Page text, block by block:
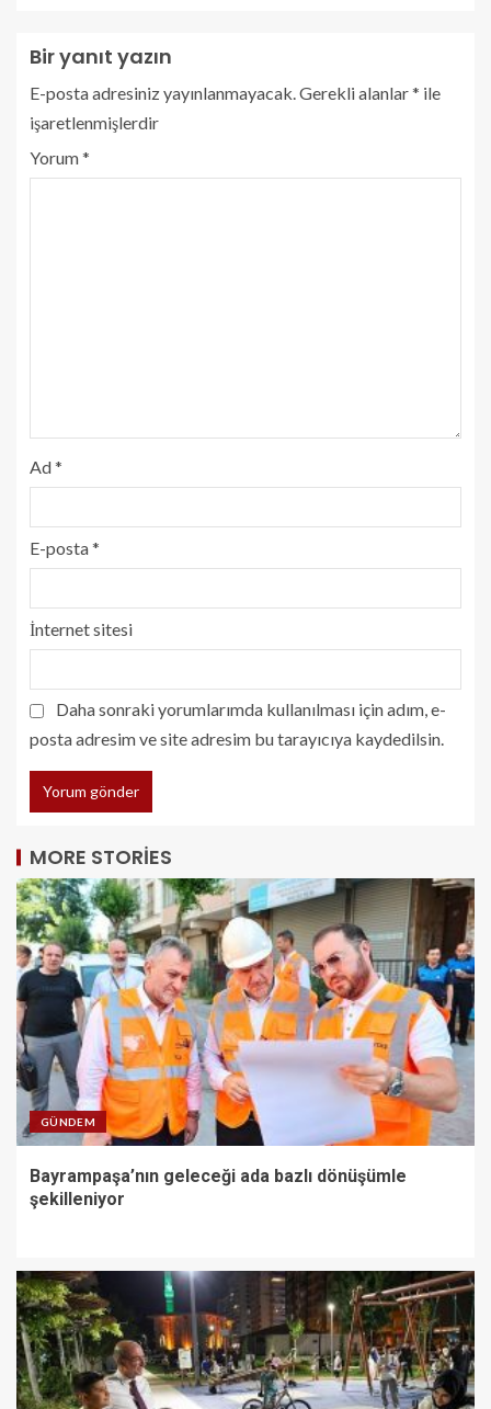
Bir yanıt yazın
E-posta adresiniz yayınlanmayacak. Gerekli alanlar* ile
işaretlenmişlerdir
Yorum*
Ad*
E-posta*
İnternet sitesi
Daha sonraki yorumlarımda kullanılması için adım, e-
posta adresim ve site adresim bu tarayıcıya kaydedilsin.
MORE STORIES
GÜNDEM
Bayrampaşa’nın geleceği ada bazlı dönüşümle
şekilleniyor